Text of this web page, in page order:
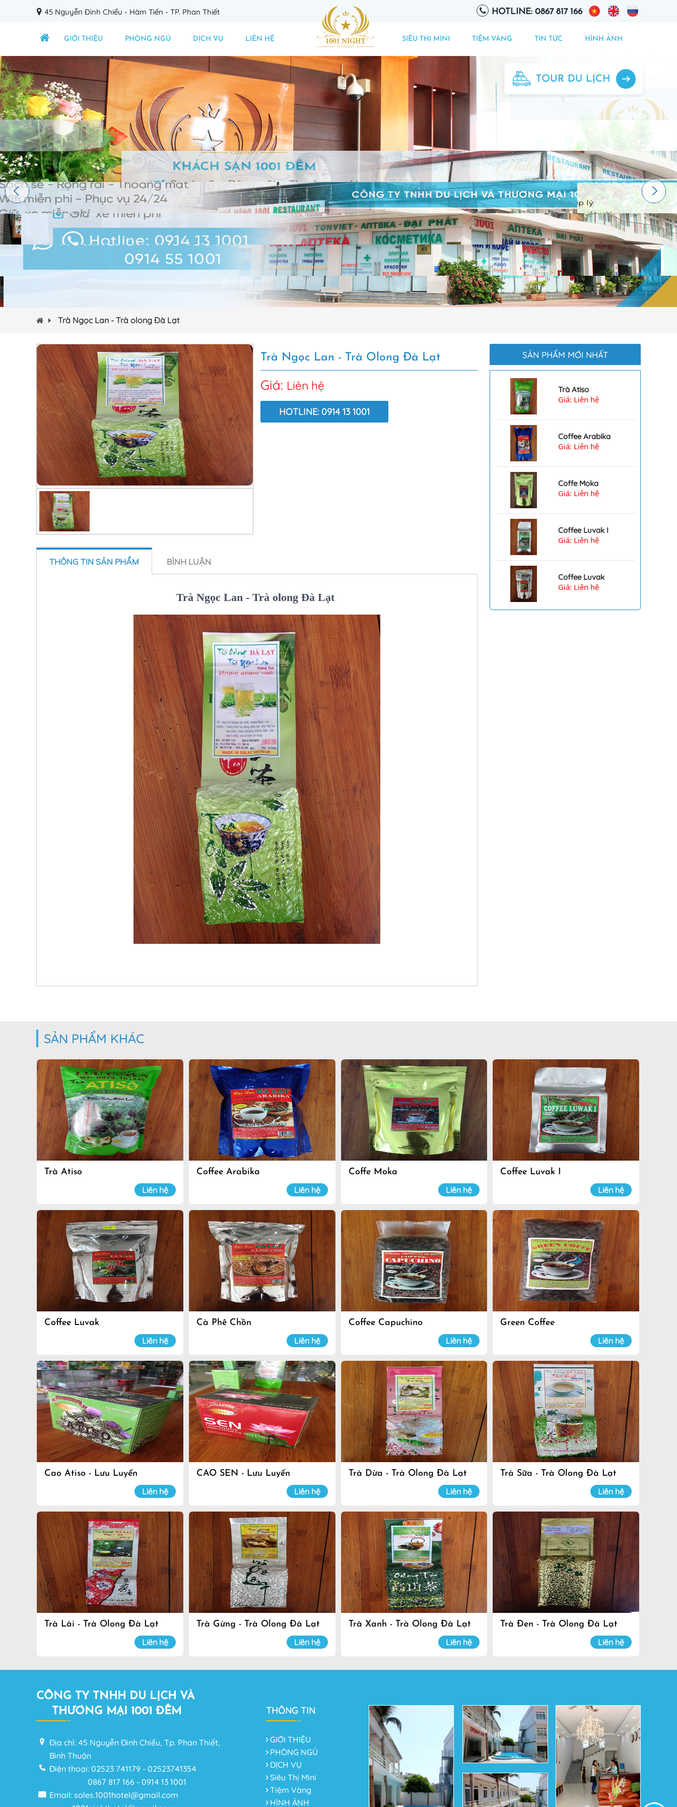
45 Nguyễn Đình Chiểu - Hàm Tiến - TP. Phan Thiết HOTLINE: 0867 817 166
GIỚI THIỆU PHÒNG NGỦ DỊCH VỤ LIÊN HỆ SIÊU THỊ MINI TIỆM VÀNG TIN TỨC HÌNH ẢNH
Trà Ngọc Lan - Trà olong Đà Lạt
Trà Ngọc Lan - Trà Olong Đà Lạt
Giá: Liên hệ
HOTLINE: 0914 13 1001
THÔNG TIN SẢN PHẨM BÌNH LUẬN
Trà Ngọc Lan - Trà olong Đà Lạt
SẢN PHẨM MỚI NHẤT
Trà Atiso
Giá: Liên hệ
Coffee Arabika
Giá: Liên hệ
Coffe Moka
Giá: Liên hệ
Coffee Luvak I
Giá: Liên hệ
Coffee Luvak
Giá: Liên hệ
SẢN PHẨM KHÁC
Trà Atiso
Liên hệ
Coffee Arabika
Liên hệ
Coffe Moka
Liên hệ
Coffee Luvak I
Liên hệ
Coffee Luvak
Liên hệ
Cà Phê Chồn
Liên hệ
Coffee Capuchino
Liên hệ
Green Coffee
Liên hệ
Cao Atiso - Lưu Luyến
Liên hệ
CAO SEN - Lưu Luyến
Liên hệ
Trà Dừa - Trà Olong Đà Lạt
Liên hệ
Trà Sữa - Trà Olong Đà Lạt
Liên hệ
Trà Lài - Trà Olong Đà Lạt
Liên hệ
Trà Gừng - Trà Olong Đà Lạt
Liên hệ
Trà Xanh - Trà Olong Đà Lạt
Liên hệ
Trà Đen - Trà Olong Đà Lạt
Liên hệ
CÔNG TY TNHH DU LỊCH VÀ
THƯƠNG MẠI 1001 ĐÊM
Địa chỉ: 45 Nguyễn Đình Chiểu, Tp. Phan Thiết,
Bình Thuận
Điện thoại: 02523 741179 - 02523741354
0867 817 166 - 0914 13 1001
Email: sales.1001hotel@gmail.com
THÔNG TIN
GIỚI THIỆU
PHÒNG NGỦ
DỊCH VỤ
Siêu Thị Mini
Tiệm Vàng
HÌNH ẢNH